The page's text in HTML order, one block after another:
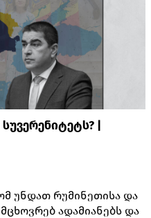
|
უნდათ რუმინეთისა და
ადამიანებს და